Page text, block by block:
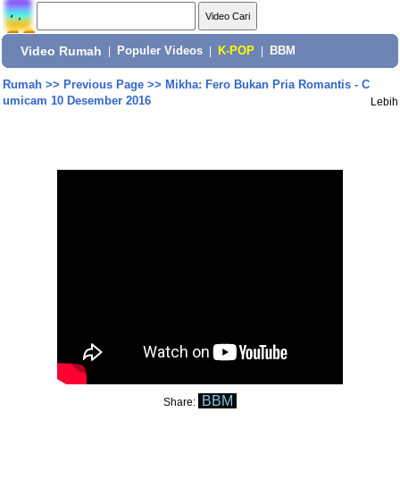
Video Rumah Populer Videos K-POP BBM
Rumah>> Previous Page>> Mikha: Fero Bukan Pria Romantis - C
umicam 10 Desember 2016
Lebih
Share: BBM